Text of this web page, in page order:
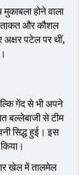
होने वाला
ताकत और कौशल
पटेल पर थीं,
गेंद से भी अपने
बल्लेबाजी से टीम
सिद्ध हुई। इस
खेल में तालमेल